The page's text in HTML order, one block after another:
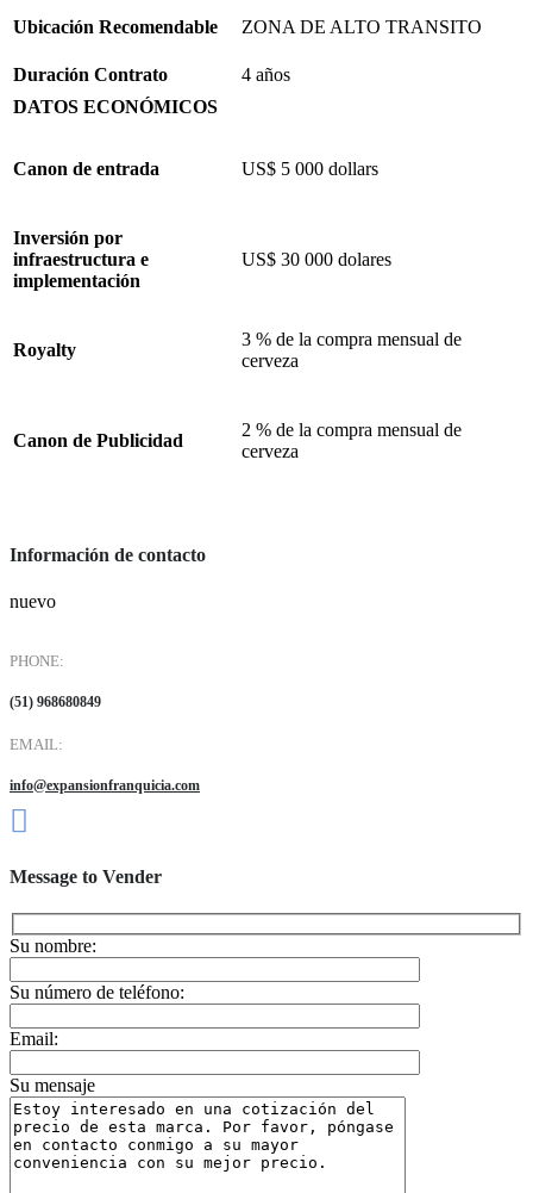
Ubicación Recomendable ZONA DE ALTO TRANSITO
Duración Contrato
4 años
DATOS ECONÓMICOS
Canon de entrada US$ 5 000 dollars
Inversión por
infraestructura e
implementación
US$ 30 000 dolares
Royalty
3 % de la compra mensual de
cerveza
Canon de Publicidad
2 % de la compra mensual de
cerveza
Información de contacto
nuevo
PHONE:
(51) 968680849
EMAIL:
info@expansionfranquicia.com
Message to Vender
Su nombre:
Su número de teléfono:
Email:
Su mensaje